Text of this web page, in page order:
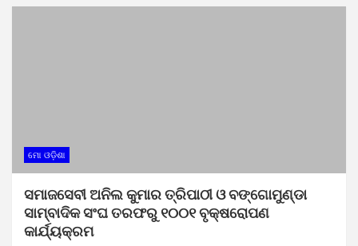
ମୋ ଓଡ଼ିଶା
ସମାଜସେବୀ ଅନିଲ କୁମାର ତ୍ରିପାଠୀ ଓ ବଙ୍ଗୋମୁଣ୍ଡା
ସାମ୍ବାଦିକ ସଂଘ ତରଫରୁ ୧୦୦୧ ବୃକ୍ଷରୋପଣ
କାର୍ଯ୍ୟକ୍ରମ